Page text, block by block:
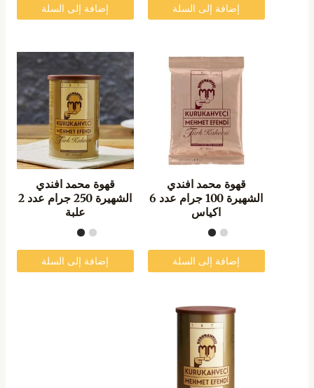
إضافة إلى السلة إضافة إلى السلة
قهوة محمد افندي
الشهيرة 100 جرام عدد 6
اكياس
إضافة إلى السلة
قهوة محمد افندي
الشهيرة 250 جرام عدد 2
علبة
إضافة إلى السلة